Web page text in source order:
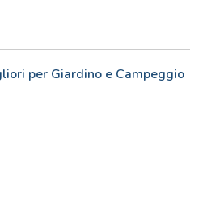
per Giardino e Campeggio